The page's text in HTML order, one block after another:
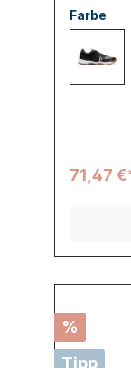
schnellen
bietet er
und die
Farbe
71,47
%
Tipp